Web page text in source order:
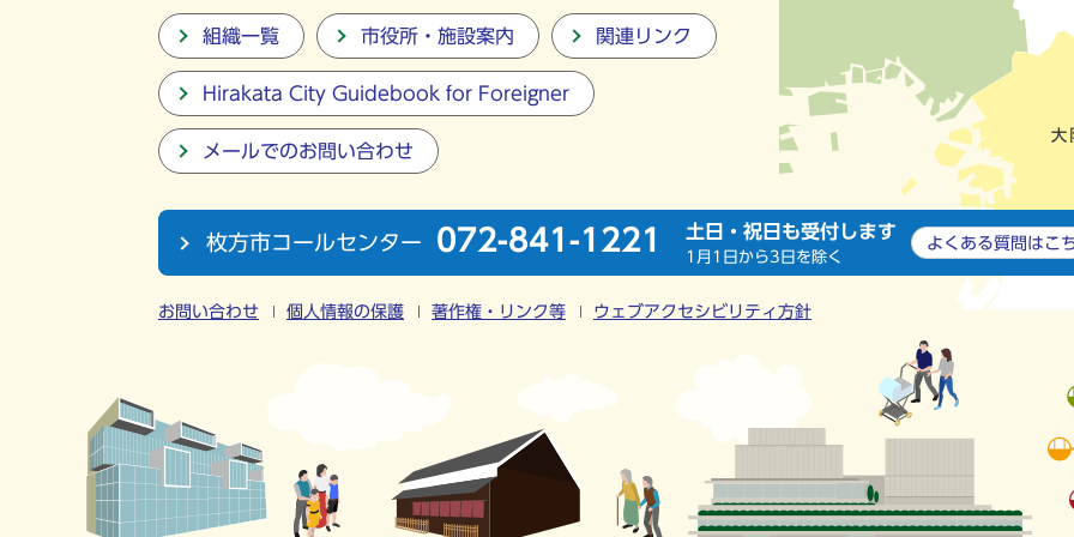
組織一覧 市役所・施設案内 関連リンク
Hirakata City Guidebook for Foreigner
メールでのお問い合わせ
枚方市コールセンター 072-841-1221 土日・祝日も受付します
1月1日から3日を除く
よくある質問は こ
お問い合わせ 個人情報の保護 著作権・リンク等 ウェブアクセシビリティ方針